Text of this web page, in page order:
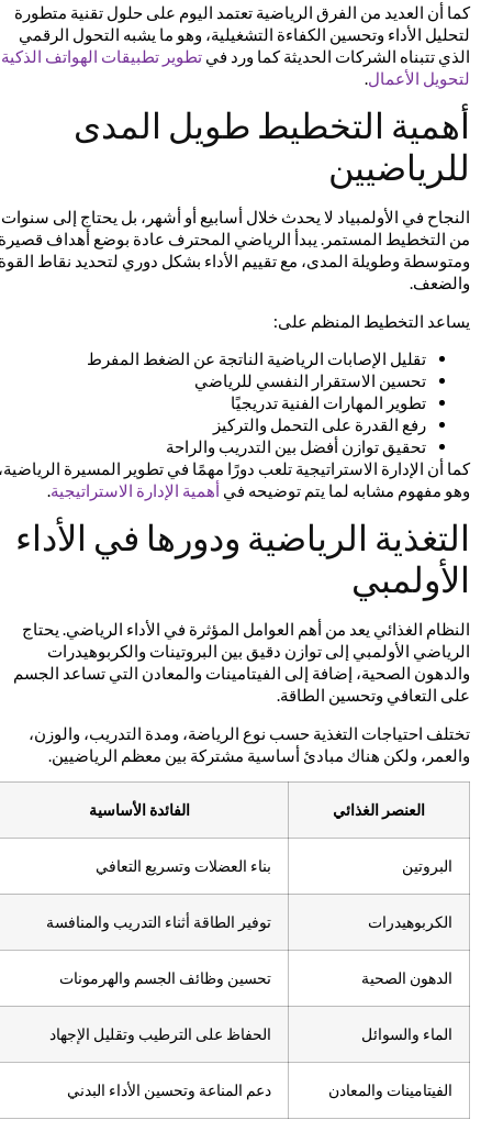
كما أن العديد من الفرق الرياضية تعتمد اليوم على حلول تقنية متطورة
لتحليل الأداء وتحسين الكفاءة التشغيلية، وهو ما يشبه التحول الرقمي
الذي تتبناه الشركات الحديثة كما ورد فيتطوير تطبيقات الهواتف الذكية
لتحويل الأعمال.
أهمية التخطيط طويل المدى
للرياضيين
النجاح في الأولمبياد لا يحدث خلال أسابيع أو أشهر، بل يحتاج إلى سنوات
من التخطيط المستمر. يبدأ الرياضي المحترف عادة بوضع أهداف قصيرة
ومتوسطة وطويلة المدى، مع تقييم الأداء بشكل دوري لتحديد نقاط القوة
والضعف.
يساعد التخطيط المنظم على:
تقليل الإصابات الرياضية الناتجة عن الضغط المفرط
تحسين الاستقرار النفسي للرياضي
تطوير المهارات الفنية تدريجيًا
رفع القدرة على التحمل والتركيز
تحقيق توازن أفضل بين التدريب والراحة
كما أن الإدارة الاستراتيجية تلعب دورًا مهمًا في تطوير المسيرة الرياضية،
وهو مفهوم مشابه لما يتم توضيحه فيأهمية الإدارة الاستراتيجية.
التغذية الرياضية ودورها في الأداء
الأولمبي
النظام الغذائي يعد من أهم العوامل المؤثرة في الأداء الرياضي. يحتاج
الرياضي الأولمبي إلى توازن دقيق بين البروتينات والكربوهيدرات
والدهون الصحية، إضافة إلى الفيتامينات والمعادن التي تساعد الجسم
على التعافي وتحسين الطاقة.
تختلف احتياجات التغذية حسب نوع الرياضة، ومدة التدريب، والوزن،
والعمر، ولكن هناك مبادئ أساسية مشتركة بين معظم الرياضيين.
العنصر الغذائي الفائدة الأساسية
البروتين بناء العضلات وتسريع التعافي
الكربوهيدرات توفير الطاقة أثناء التدريب والمنافسة
الدهون الصحية تحسين وظائف الجسم والهرمونات
الماء والسوائل الحفاظ على الترطيب وتقليل الإجهاد
الفيتامينات والمعادن دعم المناعة وتحسين الأداء البدني